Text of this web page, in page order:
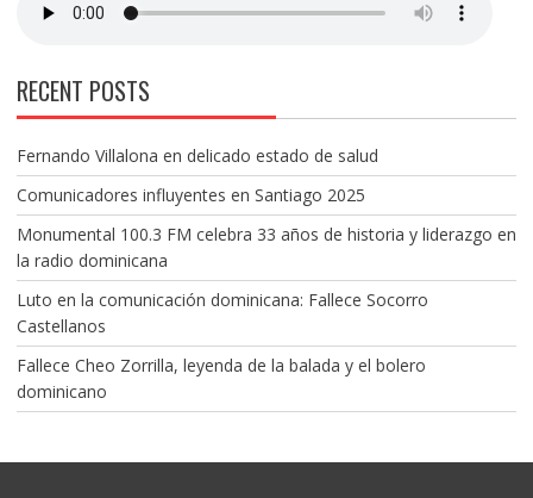
RECENT POSTS
Fernando Villalona en delicado estado de salud
Comunicadores influyentes en Santiago 2025
Monumental 100.3 FM celebra 33 años de historia y liderazgo en
la radio dominicana
Luto en la comunicación dominicana: Fallece Socorro
Castellanos
Fallece Cheo Zorrilla, leyenda de la balada y el bolero
dominicano